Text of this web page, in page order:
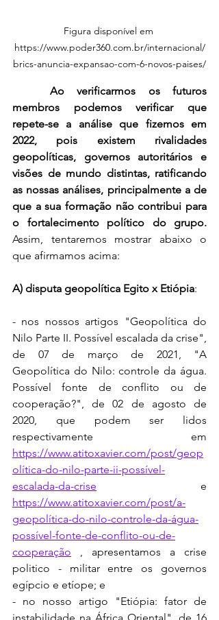
Figura disponível em
https://www.poder360.com.br/internacional/
brics-anuncia-expansao-com-6-novos-paises/
Ao verificarmos os futuros
membros podemos verificar que
repete-se a análise que fizemos em
2022, pois existem rivalidades
geopolíticas, governos autoritários e
visões de mundo distintas, ratificando
as nossas análises, principalmente a de
que a sua formação não contribui para
o fortalecimento político do grupo.
Assim, tentaremos mostrar abaixo o
que afirmamos acima:
A) disputa geopolítica Egito x Etiópia:
- nos nossos artigos "Geopolítica do
Nilo Parte II. Possível escalada da crise",
de 07 de março de 2021, "A
Geopolítica do Nilo: controle da água.
Possível fonte de conflito ou de
cooperação?", de 02 de agosto de
2020, que podem ser lidos
https://www.atitoxavier.com/post/geop
olítica-do-nilo-parte-ii-possível-
escalada-da-crise
https://www.atitoxavier.com/post/a-
geopolítica-do-nilo-controle-da-água-
possível-fonte-de-conflito-ou-de-
cooperação , apresentamos a crise
politico - militar entre os governos
egípcio e etíope; e
- no nosso artigo "Etiópia: fator de